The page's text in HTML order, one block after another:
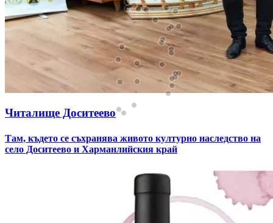
Читалище Доситеево
Там, където се съхранява живото културно наследство на
село Доситеево и Харманлийския край